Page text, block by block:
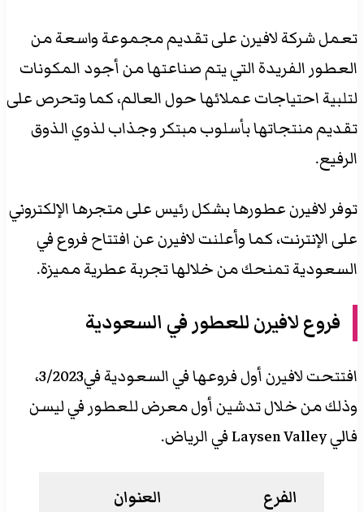
تعمل شركة لافيرن على تقديم مجموعة واسعة من
العطور الفريدة التي يتم صناعتها من أجود المكونات
لتلبية احتياجات عملائها حول العالم، كما وتحرص على
تقديم منتجاتها بأسلوب مبتكر وجذاب لذوي الذوق
الرفيع.
توفر لافيرن عطورها بشكل رئيس على متجرها الإلكتروني
على الإنترنت، كما وأعلنت لافيرن عن افتتاح فروع في
السعودية تمنحك من خلالها تجربة عطرية مميزة.
فروع لافيرن للعطور في السعودية
افتتحت لافيرن أول فروعها في السعودية في3/2023،
وذلك من خلال تدشين أول معرض للعطور في ليسن
فالي Laysen Valley في الرياض.
الفرع العنوان